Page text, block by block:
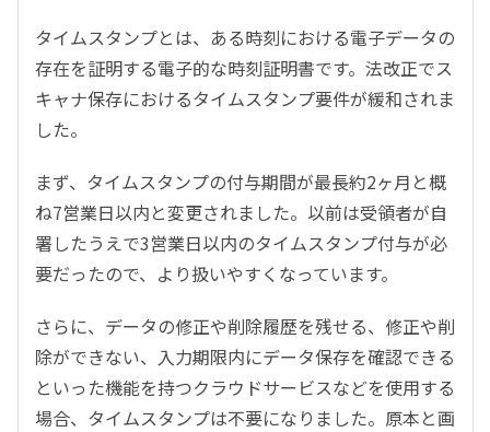
タイムスタンプとは、ある時刻における電子データの
存在を証明する電子的な時刻証明書です。法改正でス
キャナ保存におけるタイムスタンプ要件が緩和されま
した。
まず、タイムスタンプの付与期間が最長約2ヶ月と概
ね7営業日以内と変更されました。以前は受領者が自
署したうえで3営業日以内のタイムスタンプ付与が必
要だったので、より扱いやすくなっています。
さらに、データの修正や削除履歴を残せる、修正や削
除ができない、入力期限内にデータ保存を確認できる
といった機能を持つクラウドサービスなどを使用する
場合、タイムスタンプは不要になりました。原本と画